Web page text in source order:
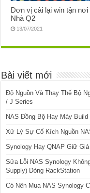
Đơn vị cài lại win tận nơi
Nhà Q2
13/07/2021
Bài viết mới
Độ Nguồn Và Thay Thế Bộ
/ J Series
NAS Đồng Bộ Hay Máy
Xử Lý Sự Cố Kích Nguồn
Synology Hay QNAP Giữ
Sửa Lỗi NAS Synology
Supply) Dòng RackStation
Có Nên Mua NAS Synology